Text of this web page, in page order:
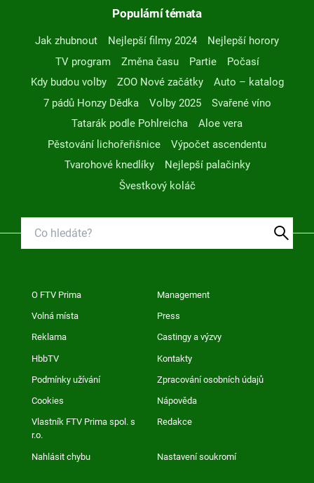
Populární témata
Jak zhubnout Nejlepší filmy 2024
Nejlepší horory
TV program
Změna času Partie
Počasí
Kdy budou volby
ZOO Nové začátky
Auto – katalog
7 pádů Honzy Dědka
Volby 2025
Svařené víno
Tatarák podle Pohlreicha
Aloe vera
Pěstování lichořeřišnice
Výpočet ascendentu
Tvarohové knedlíky
Nejlepší palačinky
Švestkový koláč
O FTV Prima Management
Volná místa Press
Reklama Castingy a výzvy
HbbTV Kontakty
Podmínky užívání Zpracování osobních údajů
Cookies Nápověda
Vlastník FTV Prima spol. s
r.o.
Redakce
Nahlásit chybu Nastavení soukromí